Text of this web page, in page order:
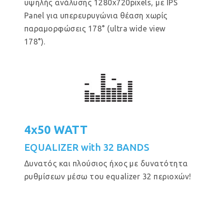
υψηλής ανάλυσης 1280x720pixels, με IPS
Panel για υπερευρυγώνια θέαση χωρίς
παραμορφώσεις 178° (ultra wide view
178°).
4x50 WATT
EQUALIZER with 32 BANDS
Δυνατός και πλούσιος ήχος με δυνατότητα
ρυθμίσεων μέσω του equalizer 32 περιοχών!